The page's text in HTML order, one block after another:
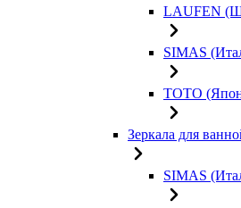
LAUFEN
SIMAS
TOTO
Зеркала для
SIMAS